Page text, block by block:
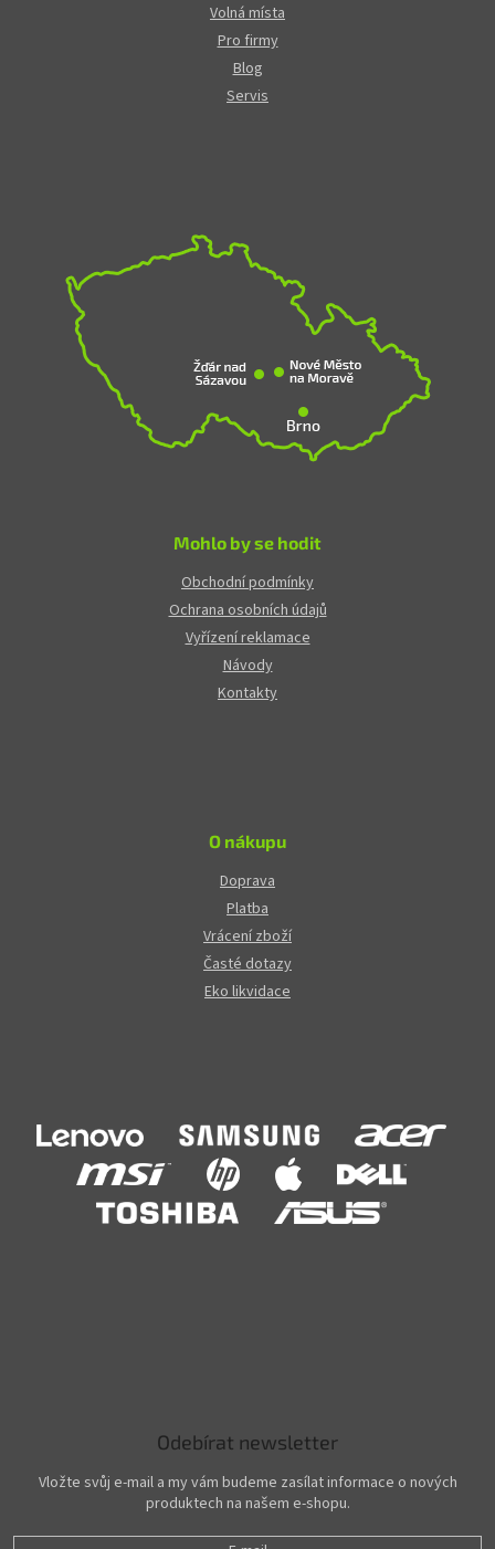
Volná místa
Pro firmy
Blog
Servis
Mohlo by se hodit
Obchodní podmínky
Ochrana osobních údajů
Vyřízení reklamace
Návody
Kontakty
O nákupu
Doprava
Platba
Vrácení zboží
Časté dotazy
Eko likvidace
Odebírat newsletter
Vložte svůj e-mail a my vám budeme zasílat informace o nových
produktech na našem e-shopu.